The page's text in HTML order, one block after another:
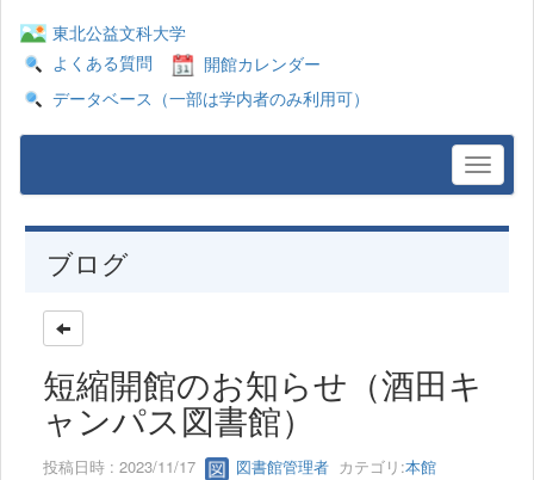
東北公益文科大学
よくある質問
開館カレンダー
データベース（一部は学内者のみ利用可）
ブログ
短縮開館のお知らせ（酒田キ
ャンパス図書館）
投稿日時 : 2023/11/17 図書館管理者 カテゴリ:本館